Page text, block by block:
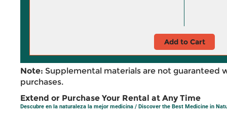
Add to Cart
Note: Supplemental materials are not guaranteed
purchases.
Extend or Purchase Your Rental at Any Time
Descubre en la naturaleza la mejor medicina / Discover the Best Medicine in